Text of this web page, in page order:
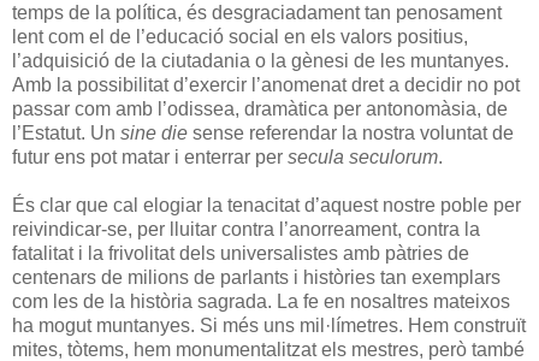
temps de la política, és desgraciadament tan penosament
lent com el de l’educació social en els valors positius,
l’adquisició de la ciutadania o la gènesi de les muntanyes.
Amb la possibilitat d’exercir l’anomenat dret a decidir no pot
passar com amb l’odissea, dramàtica per antonomàsia, de
l’Estatut. Un sine die sense referendar la nostra voluntat de
futur ens pot matar i enterrar per secula seculorum.
És clar que cal elogiar la tenacitat d’aquest nostre poble per
reivindicar-se, per lluitar contra l’anorreament, contra la
fatalitat i la frivolitat dels universalistes amb pàtries de
centenars de milions de parlants i històries tan exemplars
com les de la història sagrada. La fe en nosaltres mateixos
ha mogut muntanyes. Si més uns mil·límetres. Hem construït
mites, tòtems, hem monumentalitzat els mestres, però també